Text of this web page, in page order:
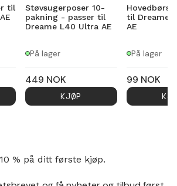
til
Støvsugerposer 10-
pakning - passer til
Dreame L40 Ultra AE
På lager
449 NOK
KJØP
til Dreame
AE
På lager
99 NOK
% på ditt første kjøp.